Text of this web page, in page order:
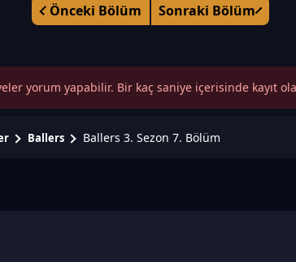
Önceki Bölüm Sonraki Bölüm
yorum yapabilir. Bir kaç saniye içerisinde kayıt
Ballers Ballers 3. Sezon 7. Bölüm